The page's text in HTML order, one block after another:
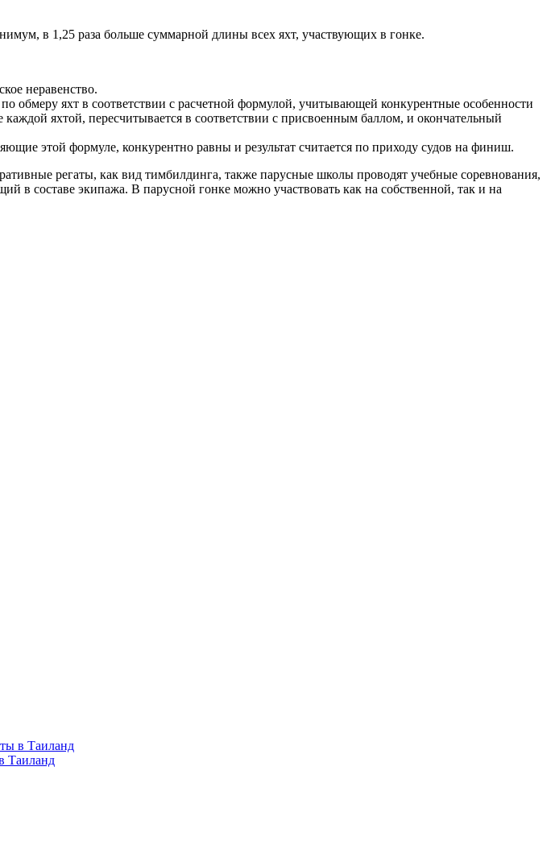
в 1,25 раза больше суммарной длины всех яхт, участвующих в гонке.
неравенство.
обмеру яхт в соответствии с расчетной формулой, учитывающей конкурентные особенности
яхтой, пересчитывается в соответствии с присвоенным баллом, и окончательный
этой формуле, конкурентно равны и результат считается по приходу судов на финиш.
регаты, как вид тимбилдинга, также парусные школы проводят учебные соревнования,
в составе экипажа. В парусной гонке можно участвовать как на собственной, так и на
в Таиланд
Таиланд